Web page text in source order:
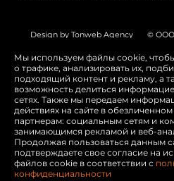
Design by Tonweb Agency © ООО
Политика конфиденциальности
Switch to English
Мы используем файлы cookie,
о трафике, анализировать их,
подходящий контент и рекламу, а
возможность делиться
сетях. Также мы передаем
действиях на сайте в
партнерам: социальным сетям и
занимающимся рекламой и веб-
Продолжая пользоваться данным
подтверждаете свое согласие на
файлов cookie в соответствии с
конфиденциальности